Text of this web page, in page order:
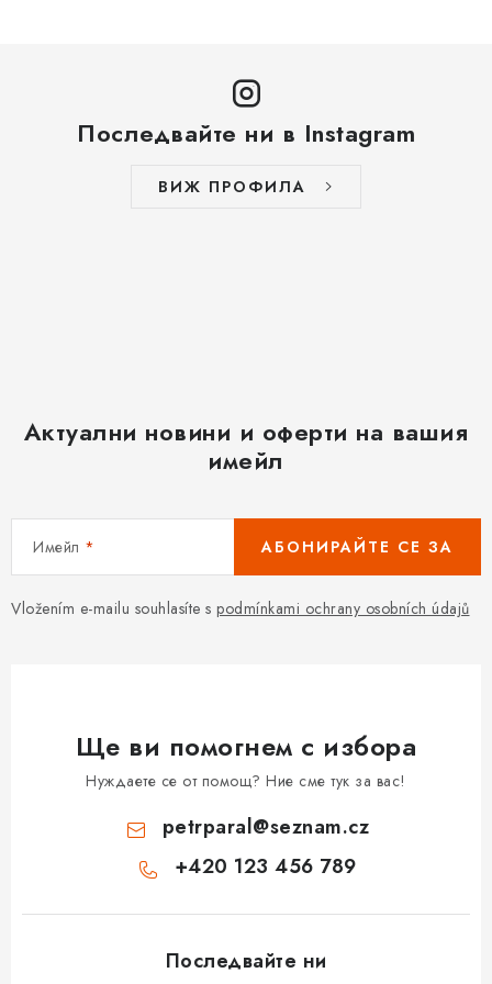
Последвайте ни в Instagram
ВИЖ ПРОФИЛА
Актуални новини и оферти на вашия
имейл
Имейл
Vložením e-mailu souhlasíte s podmínkami ochrany osobních údajů
АБОНИРАЙТЕ СЕ ЗА
Ще ви помогнем с избора
Нуждаете се от помощ? Ние сме тук за вас!
petrparal@seznam.cz
+420 123 456 789